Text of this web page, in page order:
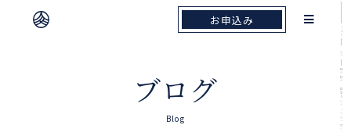
お申込み
お申込み
ブログ
Blog
TOP
ブログ
梅か桜か 日本人にとっての「花」とは